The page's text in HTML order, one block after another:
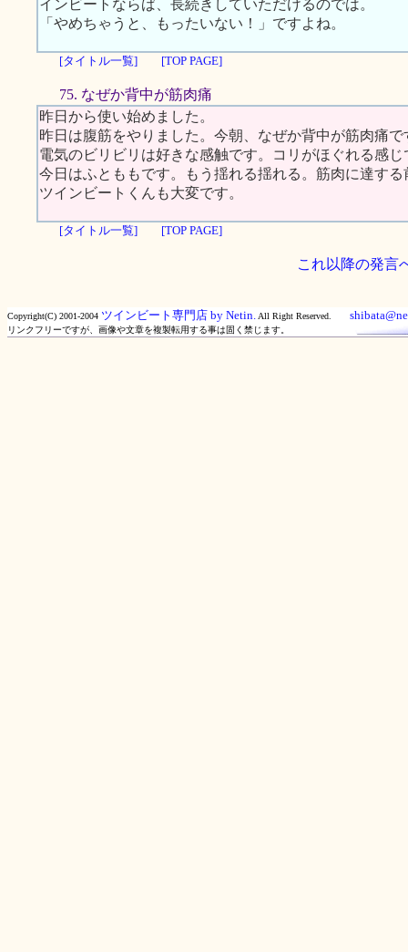
インビートならば、長続きしていただけるのでは。
「やめちゃうと、もったいない！」ですよね。
[タイトル一覧] [TOP PAGE]
75. なぜか背中が筋肉痛
昨日から使い始めました。
昨日は腹筋をやりました。今朝、なぜか背中が筋肉痛で
電気のビリビリは好きな感触です。コリがほぐれる感じ
今日はふとももです。もう揺れる揺れる。筋肉に達す
ツインビートくんも大変です。
[タイトル一覧] [TOP PAGE]
これ以降の発言
Copyright(C) 2001-2004 ツインビート専門店 by Netin. All Right Reserved.
リンクフリーですが、画像や文章を複製転用する事は固く禁じます。